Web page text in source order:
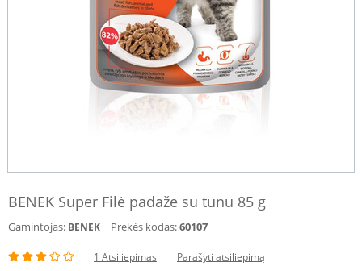
BENEK Super Filė padaže su tunu 85 g
Gamintojas: BENEK Prekės kodas:60107
1 Atsiliepimas Parašyti atsiliepimą